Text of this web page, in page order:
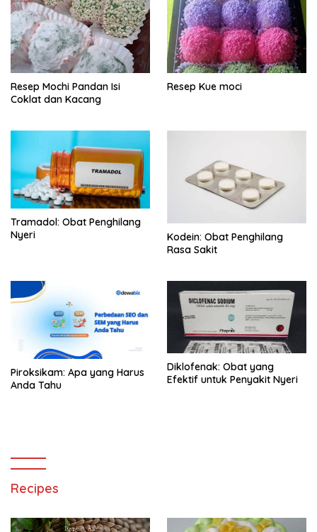
Resep Mochi Pandan Isi
Coklat dan Kacang
Resep Kue moci
Tramadol: Obat Penghilang
Nyeri
Kodein: Obat Penghilang
Rasa Sakit
Piroksikam: Apa yang Harus
Anda Tahu
Diklofenak: Obat yang
Efektif untuk Penyakit Nyeri
Recipes